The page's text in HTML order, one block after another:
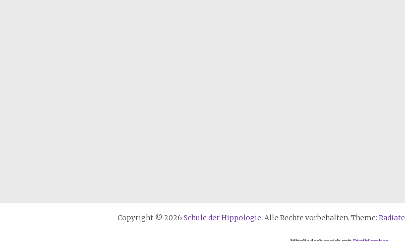
Copyright © 2026 Schule der Hippologie. Alle Rechte vorbehalten. Theme: Radiate